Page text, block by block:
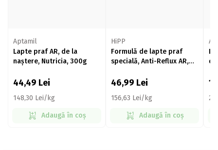
Aptamil
Lapte praf AR, de la
naștere, Nutricia, 300g
44,49 Lei
148,30 Lei/kg
Adaugă în coș
HiPP
Formulă de lapte praf
specială, Anti-Reflux AR,
46,99 Lei
156,63 Lei/kg
Adaugă în coș